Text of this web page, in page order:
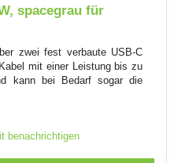
spacegrau für
zwei fest verbaute USB-C
mit einer Leistung bis zu
kann bei Bedarf sogar die
benachrichtigen